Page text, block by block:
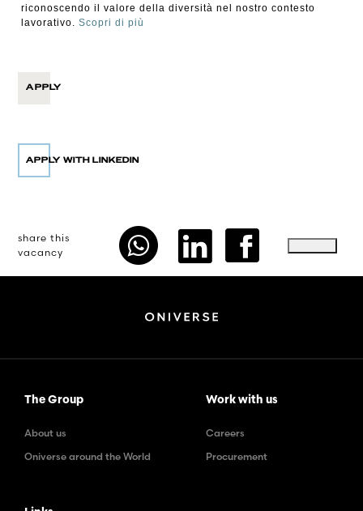
riconoscendo il valore della diversità nel nostro contesto
lavorativo.Scopri di più
APPLY
share this
vacancy
The Group
About us
Oniverse around the World
Work with us
Careers
Procurement